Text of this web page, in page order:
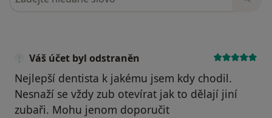
Váš účet byl odstraněn
Nejlepší dentista k jakému jsem kdy chodil.
Nesnaží se vždy zub otevírat jak to dělají jiní
zubaři. Mohu jenom doporučit